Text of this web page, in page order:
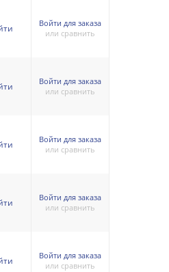
Войти для заказа
или сравнить
Войти для заказа
или сравнить
Войти для заказа
или сравнить
Войти для заказа
или сравнить
Войти для заказа
или сравнить